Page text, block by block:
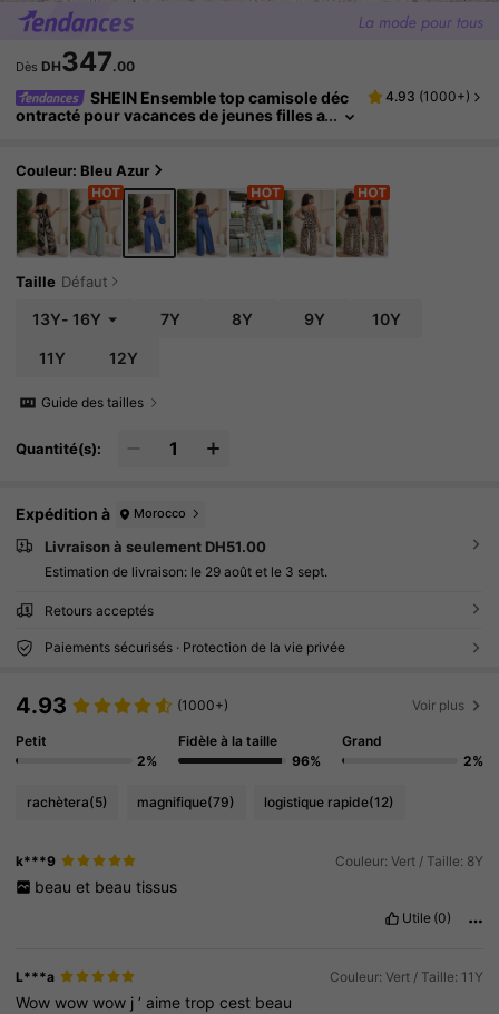
Dès DH347.00
SHEIN Ensemble top camisole déc
ontracté pour vacances de jeunes filles a
4.93 (1000+)
Couleur: Bleu Azur
Taille Défaut
13Y- 16Y 7Y 8Y 9Y 10Y
11Y 12Y
Guide des tailles
Quantité(s):
Expédition à Morocco
Livraison à seulement DH51.00
Estimation de livraison: le 29 août et le 3 sept.
Retours acceptés
Paiements sécurisés · Protection de la vie privée
4.93 (1000+) Voir plus
Petit
2%
Fidèle à la taille
96%
Grand
2%
rachètera(5) magnifique(79) logistique rapide(12)
k***9 Couleur: Vert / Taille: 8Y
beau et beau tissus
Utile (0)
L***a Couleur: Vert / Taille: 11Y
Wowwowwow j’ aimetropcest beau